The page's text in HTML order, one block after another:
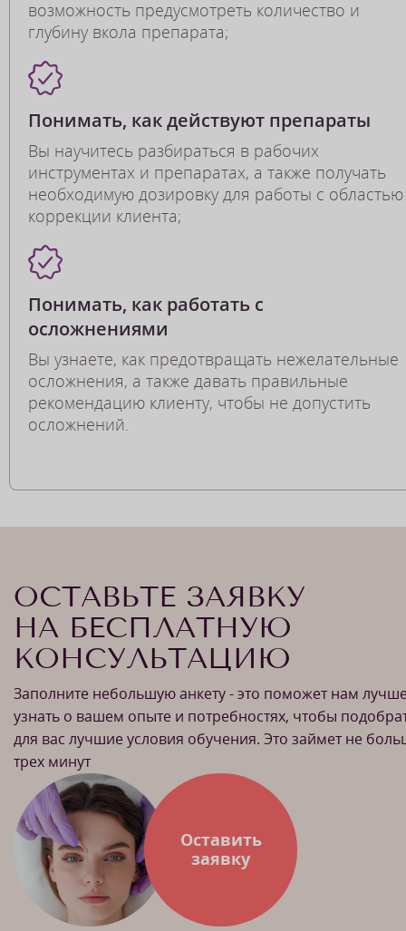
возможность предусмотреть количество и
глубину вкола препарата;
Понимать, как действуют препараты
Вы научитесь разбираться в рабочих
инструментах и препаратах, а также получать
необходимую дозировку для работы с областью
коррекции клиента;
Понимать, как работать с
осложнениями
Вы узнаете, как предотвращать нежелательные
осложнения, а также давать правильные
рекомендацию клиенту, чтобы не допустить
осложнений.
ОСТАВЬТЕ ЗАЯВКУ
НА БЕСПЛАТНУЮ
КОНСУЛЬТАЦИЮ
Заполните небольшую анкету - это поможет нам
узнать о вашем опыте и потребностях, чтобы
для вас лучшие условия обучения. Это займет не
трех минут
Оставить
заявку